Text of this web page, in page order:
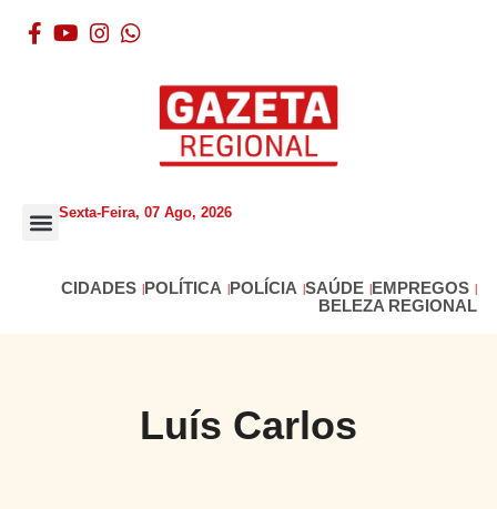
Sexta-Feira, 07 Ago, 2026
CIDADES POLÍTICA POLÍCIA SAÚDE
EMPREGOS
BELEZA REGIONAL
Luís Carlos